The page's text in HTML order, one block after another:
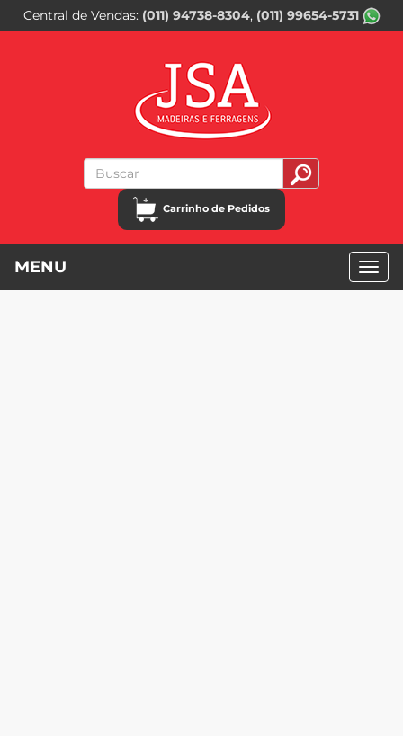
Central de Vendas (011) 94738-8304 (011) 99654-5731
Carrinho de Pedidos
MENU